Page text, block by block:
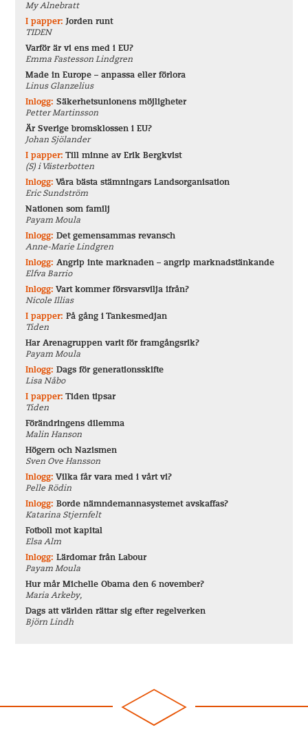
My Alnebratt
I papper:Jorden runt
TIDEN
Varför är vi ens med i EU?
Emma Fastesson Lindgren
Made in Europe – anpassa eller förlora
Linus Glanzelius
Inlogg:Säkerhetsunionens möjligheter
Petter Martinsson
Är Sverige bromsklossen i EU?
Johan Sjölander
I papper:Till minne av Erik Bergkvist
(S) i Västerbotten
Inlogg: Våra bästa stämningars Landsorganisation
Eric Sundström
Nationen som familj
Payam Moula
Inlogg:Det gemensammas revansch
Anne-Marie Lindgren
Inlogg:Angrip inte marknaden – angrip marknadstänkande
Elfva Barrio
Inlogg: Vart kommer försvarsvilja ifrån?
Nicole Illias
I papper:På gång i Tankesmedjan
Tiden
Har Arenagruppen varit för framgångsrik?
Payam Moula
Inlogg:Dags för generationsskifte
Lisa Nåbo
I papper:Tiden tipsar
Tiden
Förändringens dilemma
Malin Hanson
Högern och Nazismen
Sven Ove Hansson
Inlogg: Vilka får vara med i vårt vi?
Pelle Rödin
Inlogg:Borde nämndemannasystemet avskaffas?
Katarina Stjernfelt
Fotboll mot kapital
Elsa Alm
Inlogg:Lärdomar från Labour
Payam Moula
Hur mår Michelle Obama den 6 november?
Maria Arkeby,
Dags att världen rättar sig efter regelverken
Björn Lindh